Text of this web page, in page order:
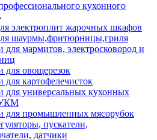
кухонного
электроплит жарочных шкафов
шаурмы,фритюрницы,гриля
для мармитов, электросковород и
для овощерезок
для картофелечисток
для универсальных кухонных
для промышленных мясорубок
пускатели,
датчики